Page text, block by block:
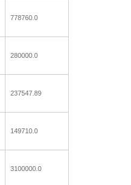
778760.0
280000.0
237547.89
149710.0
3100000.0